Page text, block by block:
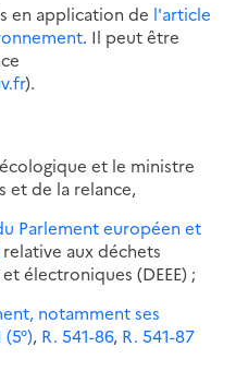
en application de l'article
. Il peut être
).
et le ministre
et de la relance,
Parlement européen et
relative aux déchets
électroniques (DEEE) ;
notamment ses
(5°), R. 541-86, R. 541-87